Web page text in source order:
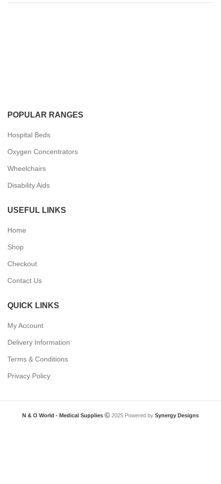
POPULAR RANGES
Hospital Beds
Oxygen Concentrators
Wheelchairs
Disability Aids
USEFUL LINKS
Home
Shop
Checkout
Contact Us
QUICK LINKS
My Account
Delivery Information
Terms & Conditions
Privacy Policy
N & O World - Medical Supplies 2025 Powered by Synergy Designs